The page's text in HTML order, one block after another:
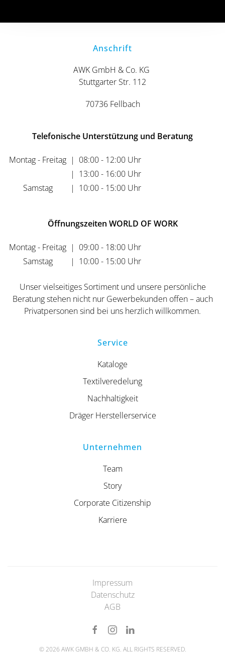
Anschrift
AWK GmbH & Co. KG
Stuttgarter Str. 112
70736 Fellbach
Telefonische Unterstützung und Beratung
Montag - Freitag | 08:00 - 12:00 Uhr
| 13:00 - 16:00 Uhr
Samstag
| 10:00 - 15:00 Uhr
Öffnungszeiten WORLD OF WORK
Montag - Freitag | 09:00 - 18:00 Uhr
Samstag
| 10:00 - 15:00 Uhr
Unser vielseitiges Sortiment und unsere persönliche
Beratung stehen nicht nur Gewerbekunden offen – auch
Privatpersonen sind bei uns herzlich willkommen.
Service
Kataloge
Textilveredelung
Nachhaltigkeit
Dräger Herstellerservice
Unternehmen
Team
Story
Corporate Citizenship
Karriere
Impressum
Datenschutz
AGB
©2026 AWK GMBH & CO. KG. ALL RIGHTS RESERVED.